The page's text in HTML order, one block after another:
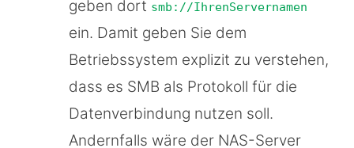
geben dort smb://IhrenServernamen
ein. Damit geben Sie dem
Betriebssystem explizit zu verstehen,
dass es SMB als Protokoll für die
Datenverbindung nutzen soll.
Andernfalls wäre der NAS-Server